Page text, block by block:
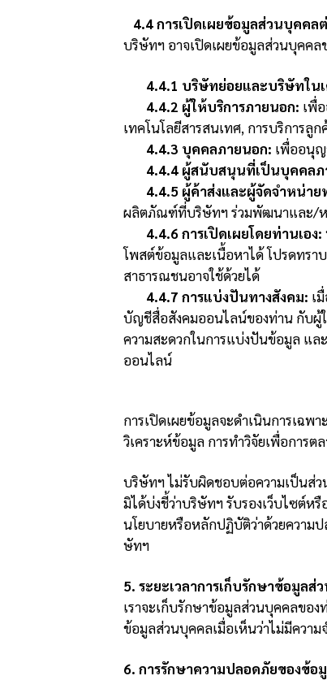
4.4 การเปิดเผยข้อมูลส่วนบุคค
บริษัทฯ อาจเปิดเผยข้อมูลส่วนบุคค
4.4.1 บริษัทย่อยและบริษัทในเ
4.4.2 ผู้ให้บริการภายนอก: เพื่
เทคโนโลยีสารสนเทศ, การบริการลู
4.4.3 บุคคลภายนอก: เพื่ออนุญ
4.4.4 ผู้สนับสนุนที่เป็นบุคคลภ
4.4.5 ผู้ค้าส่งและผู้จัดจำหน่า
ผลิตภัณฑ์ที่บริษัทฯ ร่วมพัฒนาและ/ห
4.4.6 การเปิดเผยโดยท่านเอง:
โพสต์ข้อมูลและเนื้อหาได้ โปรดทรา
สาธารณชนอาจใช้ด้วยได้
4.4.7 การแบ่งปันทางสังคม: เ
บัญชีสื่อสังคมออนไลน์ของท่าน กับผู้
ความสะดวกในการแบ่งปันข้อมูล แล
ออนไลน์
การเปิดเผยข้อมูลจะดำเนินการเฉพ
วิเคราะห์ข้อมูล การทำวิจัยเพื่อการ
บริษัทฯ ไม่รับผิดชอบต่อความเป็นส่ว
มิได้บ่งชี้ว่าบริษัทฯ รับรองเว็บไซต์ห
นโยบายหรือหลักปฏิบัติว่าด้วยความ
ษัทฯ
5. ระยะเวลาการเก็บรักษาข้อมูลส่
เราจะเก็บรักษาข้อมูลส่วนบุคคลของ
ข้อมูลส่วนบุคคลเมื่อเห็นว่าไม่มีความ
6. การรักษาความปลอดภัยของข้อ